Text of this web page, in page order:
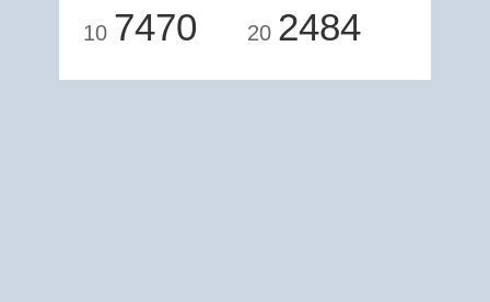
10 7470 20 2484